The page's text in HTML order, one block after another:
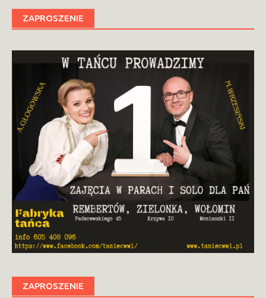
ZAPROSZENIE
ZAPROSZENIE